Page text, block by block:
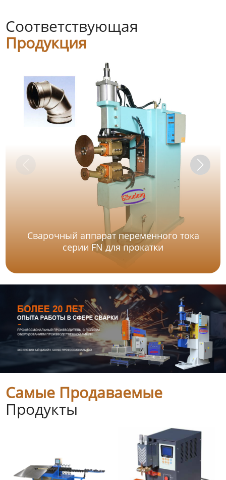
Соответствующая
Продукция
Сварочный аппарат переменного тока
серии FN для прокатки
Самые Продаваемые
Продукты